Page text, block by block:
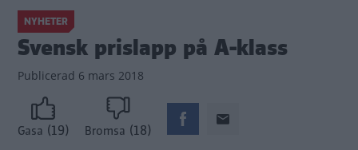
NYHETER
Svensk prislapp på A-klass
Publicerad 6 mars 2018
Gasa (19) Bromsa (18)